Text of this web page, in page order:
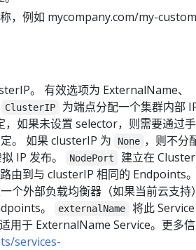
，例如 mycompany.com/my-
。 有效选项为 ExternalName、
ClusterIP
为端点分配一个集群内部
如果未设置 selector，则需要通过
。 如果 clusterIP 为
None ，则不分
IP 发布。
NodePort
建立在
由到与 clusterIP 相同的 Endpoints。
个外部负载均衡器（如果当前云支持
。
externalName
将此
于 ExternalName Service。更多信
services-